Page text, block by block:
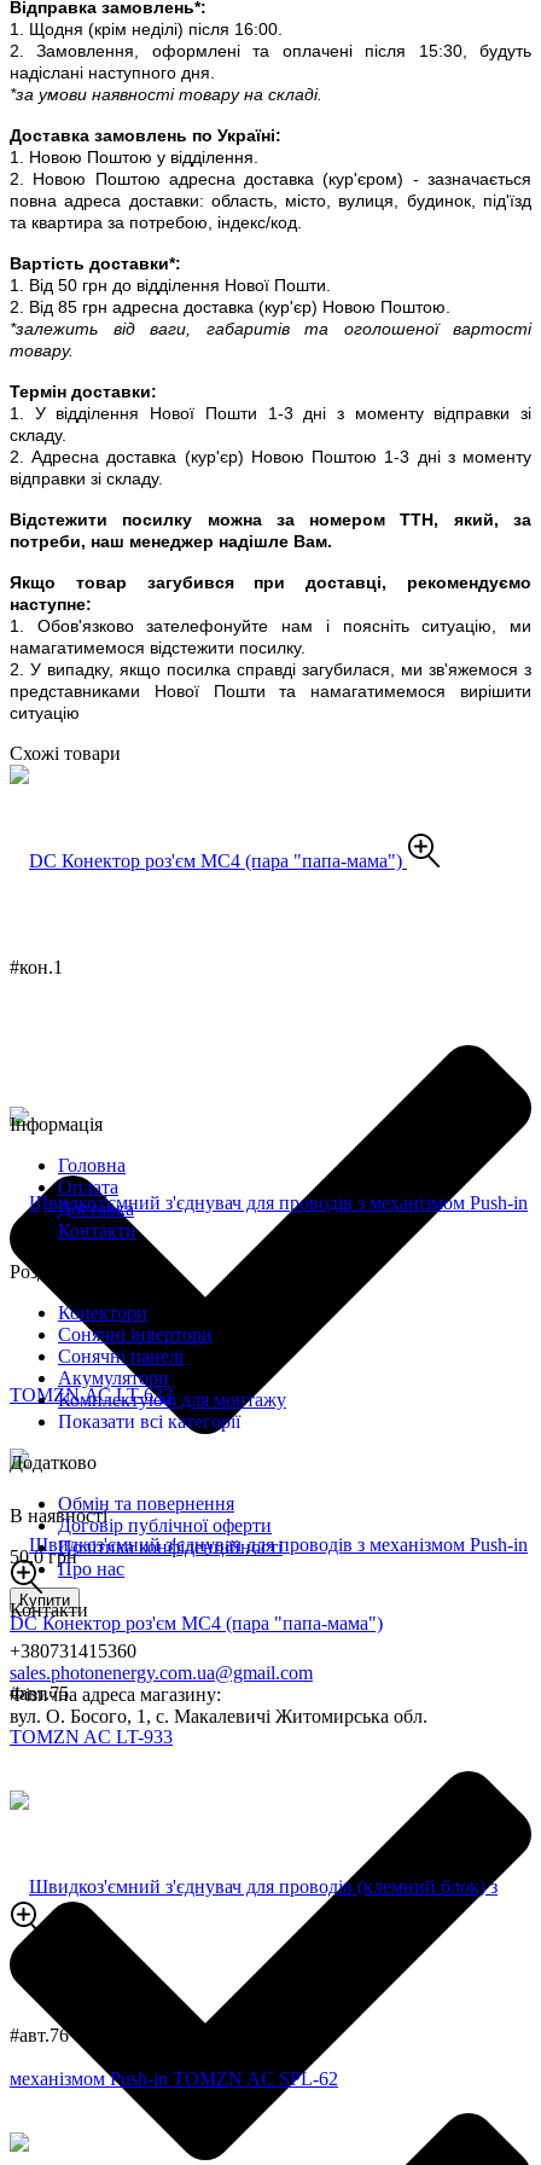
Відправка замовлень*:
1. Щодня (крім неділі) після 16:00.
2. Замовлення, оформлені та оплачені після 15:30, будуть
надіслані наступного дня.
*за умови наявності товару на складі.
Доставка замовлень по Україні:
1. Новою Поштою у відділення.
2. Новою Поштою адресна доставка (кур'єром) - зазначається
повна адреса доставки: область, місто, вулиця, будинок, під'їзд
та квартира за потребою, індекс/код.
Вартість доставки*:
1. Від 50 грн до відділення Нової Пошти.
2. Від 85 грн адресна доставка (кур'єр) Новою Поштою.
*залежить від ваги, габаритів та оголошеної вартості
товару.
Термін доставки:
1. У відділення Нової Пошти 1-3 дні з моменту відправки зі
складу.
2. Адресна доставка (кур'єр) Новою Поштою 1-3 дні з моменту
відправки зі складу.
Відстежити посилку можна за номером ТТН, який, за
потреби, наш менеджер надішле Вам.
Якщо товар загубився при доставці, рекомендуємо
наступне:
1. Обов'язково зателефонуйте нам і поясніть ситуацію, ми
намагатимемося відстежити посилку.
2. У випадку, якщо посилка справді загубилася, ми зв'яжемося з
представниками Нової Пошти та намагатимемося вирішити
ситуацію
Схожі товари
#кон.1
В наявності
50,0 грн
Купити
DC Конектор роз'єм MC4 (пара "папа-мама")
#авт.75
#авт.76
Інформація
Головна
Оплата
Доставка
Контакти
Розділи
Конектори
Сонячні інвертори
Сонячні панелі
Акумулятори
Комплектуючі для монтажу
Показати всі категорії
Додатково
Обмін та повернення
Договір публічної оферти
Політика конфіденційності
Про нас
Контакти
+380731415360
sales.photonenergy.com.ua@gmail.com
Фізична адреса магазину:
вул. О. Босого, 1, с. Макалевичі Житомирська обл.